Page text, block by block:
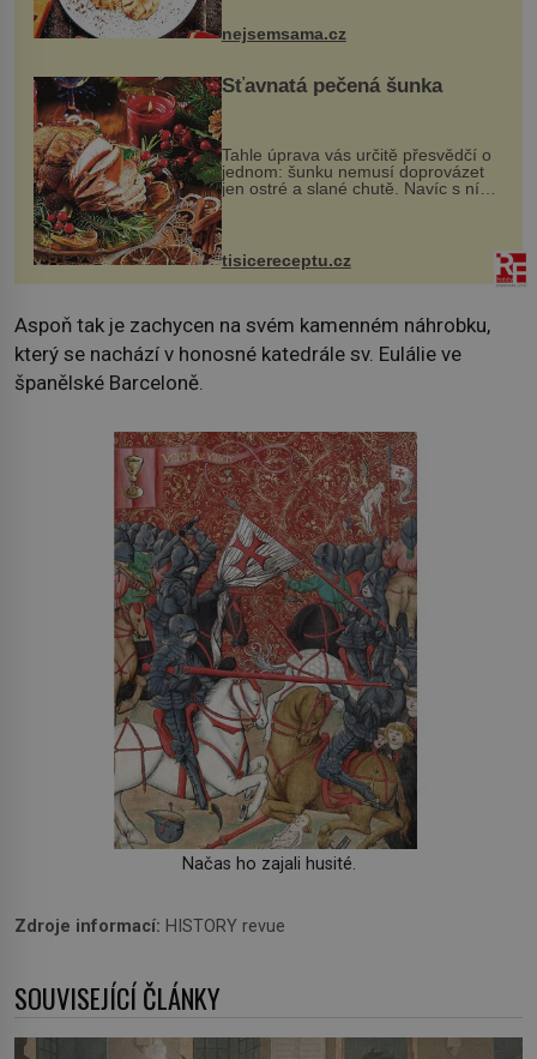
pokrmy, které rozhodně st...
nejsemsama.cz
Šťavnatá pečená šunka
Tahle úprava vás určitě přesvědčí o
jednom: šunku nemusí doprovázet
jen ostré a slané chutě. Navíc s ní
nakrmíte poměrně hodně hladových
krků. Ingredience sádlo 3 kg šunky
vcelku 3 stroužky česneku hl...
tisicereceptu.cz
Aspoň tak je zachycen na svém kamenném náhrobku,
který se nachází v honosné katedrále sv. Eulálie ve
španělské Barceloně.
Načas ho zajali husité.
Zdroje informací: HISTORY revue
SOUVISEJÍCÍ ČLÁNKY